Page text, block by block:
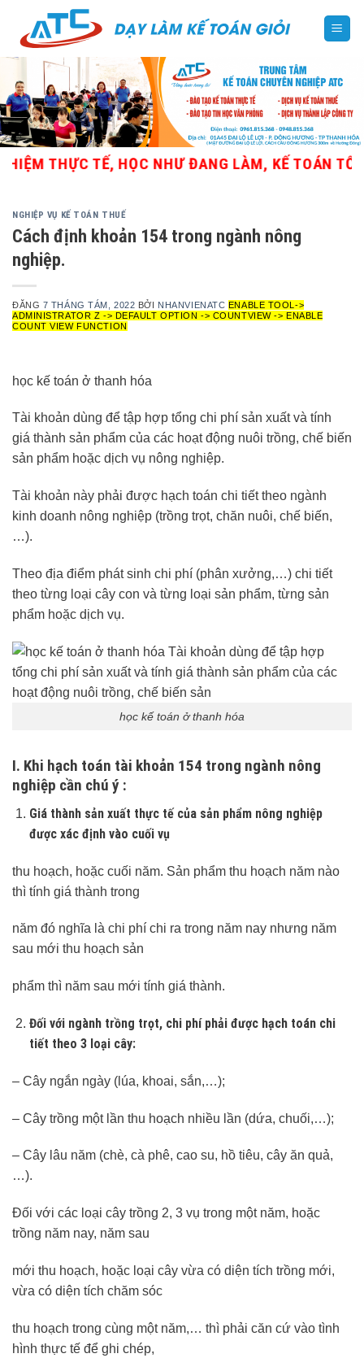
content
TẾ, HỌC NHƯ ĐANG LÀM, KẾ TOÁN TỔNG
NGHIỆP VỤ KẾ TOÁN THUẾ
Cách định khoản 154 trong ngành nông
nghiệp.
ĐĂNG 7 THÁNG TÁM, 2022 BỞI NHANVIENATC ENABLE TOOL->
ADMINISTRATOR Z -> DEFAULT OPTION -> COUNTVIEW -> ENABLE
COUNT VIEW FUNCTION
học kế toán ở thanh hóa
Tài khoản dùng để tập hợp tổng chi phí sản xuất và tính
giá thành sản phẩm của các hoạt động nuôi trồng, chế biến
sản phẩm hoặc dịch vụ nông nghiệp.
Tài khoản này phải được hạch toán chi tiết theo ngành
kinh doanh nông nghiệp (trồng trọt, chăn nuôi, chế biến,
…).
Theo địa điểm phát sinh chi phí (phân xưởng,…) chi tiết
theo từng loại cây con và từng loại sản phẩm, từng sản
phẩm hoặc dịch vụ.
học kế toán ở thanh hóa
I. Khi hạch toán tài khoản 154 trong ngành nông
nghiệp cần chú ý :
Giá thành sản xuất thực tế của sản phẩm nông nghiệp
được xác định vào cuối vụ
thu hoạch, hoặc cuối năm. Sản phẩm thu hoạch năm nào
thì tính giá thành trong
năm đó nghĩa là chi phí chi ra trong năm nay nhưng năm
sau mới thu hoạch sản
phẩm thì năm sau mới tính giá thành.
Đối với ngành trồng trọt, chi phí phải được hạch toán chi
tiết theo 3 loại cây:
– Cây ngắn ngày (lúa, khoai, sắn,…);
– Cây trồng một lần thu hoạch nhiều lần (dứa, chuối,…);
– Cây lâu năm (chè, cà phê, cao su, hồ tiêu, cây ăn quả,
…).
Đối với các loại cây trồng 2, 3 vụ trong một năm, hoặc
trồng năm nay, năm sau
mới thu hoạch, hoặc loại cây vừa có diện tích trồng mới,
vừa có diện tích chăm sóc
thu hoạch trong cùng một năm,… thì phải căn cứ vào tình
hình thực tế để ghi chép,